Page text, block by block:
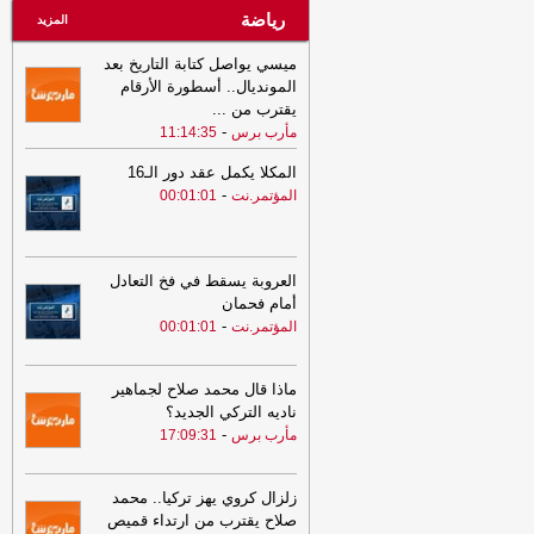
رياضة المزيد
ميسي يواصل كتابة التاريخ بعد
المونديال.. أسطورة الأرقام
يقترب من ...
مأرب برس -
11:14:35
المكلا يكمل عقد دور الـ16
المؤتمر.نت -
00:01:01
العروبة يسقط في فخ التعادل
أمام فحمان
المؤتمر.نت -
00:01:01
ماذا قال محمد صلاح لجماهير
ناديه التركي الجديد؟
مأرب برس -
17:09:31
زلزال كروي يهز تركيا.. محمد
صلاح يقترب من ارتداء قميص